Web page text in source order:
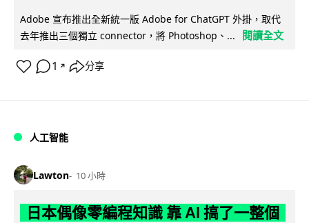
Adobe 宣布推出全新統一版 Adobe for ChatGPT 外掛，取代
去年推出三個獨立 connector，將 Photoshop、...
閱讀全文
1 ↗ 分享
人工智能
Lawton 10 小時
日本偶像零編程知識 靠 AI 搞了一整個